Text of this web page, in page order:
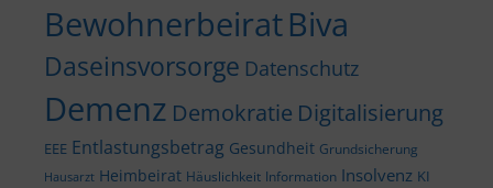
BewohnerbeiratBiva
Daseinsvorsorge Datenschutz
Demenz Demokratie Digitalisierung
EEE Entlastungsbetrag Gesundheit Grundsicherung
Hausarzt Heimbeirat Häuslichkeit Information Insolvenz KI